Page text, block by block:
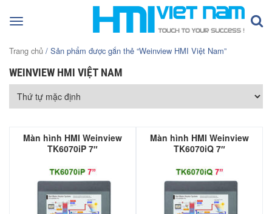
Toggle
Trang chủ / Sản phẩm được gắn thẻ “Weinview HMI Việt Nam”
WEINVIEW HMI VIỆT NAM
Màn hình HMI Weinview
TK6070iP 7″
Màn hình HMI Weinview
TK6070iQ 7″